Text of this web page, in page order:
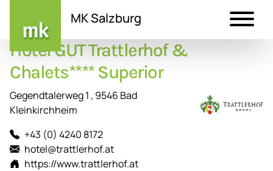
Inhalt
MK Salzburg
Hotel GUT Trattlerhof &
Chalets**** Superior
Gegendtalerweg 1 , 9546 Bad
Kleinkirchheim
+43 (0) 4240 8172
hotel@trattlerhof.at
https://www.trattlerhof.at